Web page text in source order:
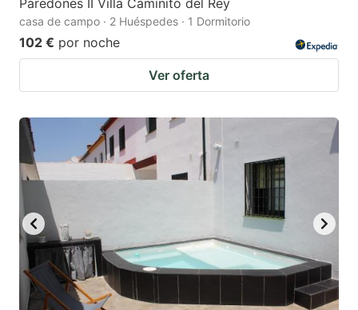
Paredones II Villa Caminito del Rey
casa de campo · 2 Huéspedes · 1 Dormitorio
102 € por noche
Ver oferta